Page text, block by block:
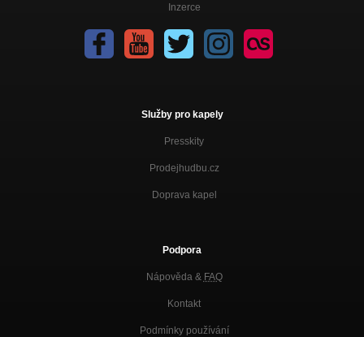
Inzerce
Služby pro kapely
Presskity
Prodejhudbu.cz
Doprava kapel
Podpora
Nápověda & FAQ
Kontakt
Podmínky používání